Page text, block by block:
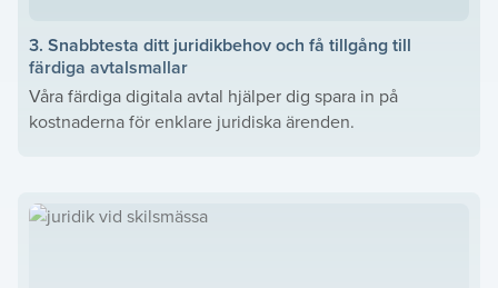
3. Snabbtesta ditt juridikbehov och få tillgång till
färdiga avtalsmallar
Våra färdiga digitala avtal hjälper dig spara in på
kostnaderna för enklare juridiska ärenden.